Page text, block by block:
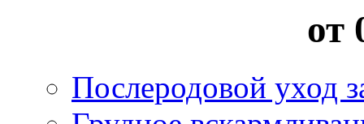
от
Послеродовой уход